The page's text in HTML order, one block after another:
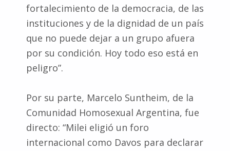
fortalecimiento de la democracia, de las
instituciones y de la dignidad de un país
que no puede dejar a un grupo afuera
por su condición. Hoy todo eso está en
peligro”.
Por su parte, Marcelo Suntheim, de la
Comunidad Homosexual Argentina, fue
directo: “Milei eligió un foro
internacional como Davos para declarar